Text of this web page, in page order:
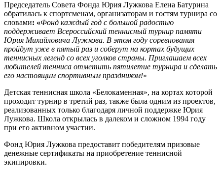
Председатель Совета Фонда Юрия Лужкова Елена Батурина
обратилась к спортсменам, организаторам и гостям турнира со
словами: «Фонд каждый год с большой радостью
поддерживает Всероссийский теннисный турнир памяти
Юрия Михайловича Лужкова. В этом году соревнования
пройдут уже в пятый раз и соберут на кортах будущих
теннисных легенд со всех уголков страны. Приглашаем всех
любителей тенниса отметить пятилетие турнира и сделать
его настоящим спортивным праздником!»
Детская теннисная школа «Белокаменная», на кортах которой
проходит турнир в третий раз, также была одним из проектов,
реализованных только благодаря личной поддержке Юрия
Лужкова. Школа открылась в далеком и сложном 1994 году
при его активном участии.
Фонд Юрия Лужкова предоставит победителям призовые
денежные сертификаты на приобретение теннисной
экипировки.